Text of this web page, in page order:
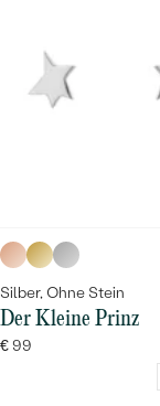
Silber, Ohne Stein
Der Kleine Prinz
€ 99